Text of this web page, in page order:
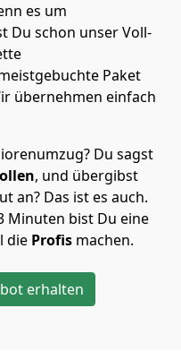
es um
Du schon unser Voll-
Paket
übernehmen einfach
Du sagst
, und übergibst
an? Das ist es auch.
Minuten bist Du eine
die Profis machen.
erhalten